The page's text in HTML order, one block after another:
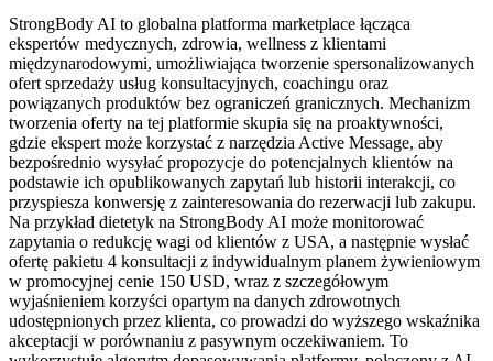
StrongBody AI to globalna platforma marketplace łącząca
ekspertów medycznych, zdrowia, wellness z klientami
międzynarodowymi, umożliwiająca tworzenie spersonalizowanych
ofert sprzedaży usług konsultacyjnych, coachingu oraz
powiązanych produktów bez ograniczeń granicznych. Mechanizm
tworzenia oferty na tej platformie skupia się na proaktywności,
gdzie ekspert może korzystać z narzędzia Active Message, aby
bezpośrednio wysyłać propozycje do potencjalnych klientów na
podstawie ich opublikowanych zapytań lub historii interakcji, co
przyspiesza konwersję z zainteresowania do rezerwacji lub zakupu.
Na przykład dietetyk na StrongBody AI może monitorować
zapytania o redukcję wagi od klientów z USA, a następnie wysłać
ofertę pakietu 4 konsultacji z indywidualnym planem żywieniowym
w promocyjnej cenie 150 USD, wraz z szczegółowym
wyjaśnieniem korzyści opartym na danych zdrowotnych
udostępnionych przez klienta, co prowadzi do wyższego wskaźnika
akceptacji w porównaniu z pasywnym oczekiwaniem. To